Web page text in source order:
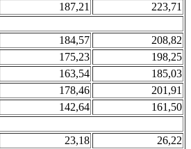
187,21
223,71
184,57
208,82
175,23
198,25
163,54
185,03
178,46
201,91
142,64
161,50
23,18 26,22